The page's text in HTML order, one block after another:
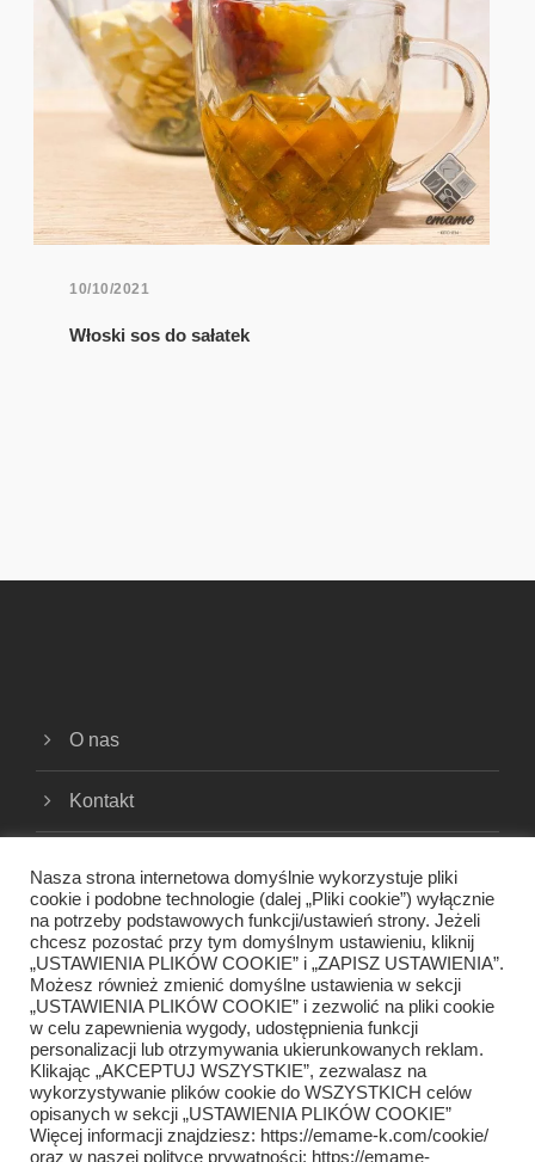
10/10/2021
Włoski sos do sałatek
O nas
Kontakt
Polityka prywatności
Regulamin
Nasza strona internetowa domyślnie wykorzystuje pliki
cookie i podobne technologie (dalej „Pliki cookie”) wyłącznie
na potrzeby podstawowych funkcji/ustawień strony. Jeżeli
chcesz pozostać przy tym domyślnym ustawieniu, kliknij
„USTAWIENIA PLIKÓW COOKIE” i „ZAPISZ USTAWIENIA”.
Możesz również zmienić domyślne ustawienia w sekcji
„USTAWIENIA PLIKÓW COOKIE” i zezwolić na pliki cookie
w celu zapewnienia wygody, udostępnienia funkcji
personalizacji lub otrzymywania ukierunkowanych reklam.
Klikając „AKCEPTUJ WSZYSTKIE”, zezwalasz na
wykorzystywanie plików cookie do WSZYSTKICH celów
opisanych w sekcji „USTAWIENIA PLIKÓW COOKIE”
Więcej informacji znajdziesz: https://emame-k.com/cookie/
oraz w naszej polityce prywatności: https://emame-